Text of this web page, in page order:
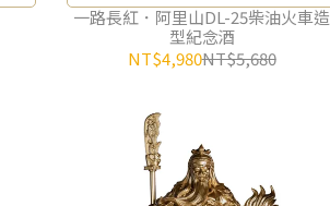
一路長紅．阿里山DL-25柴油火車造
型紀念酒
NT$4,980NT$5,680